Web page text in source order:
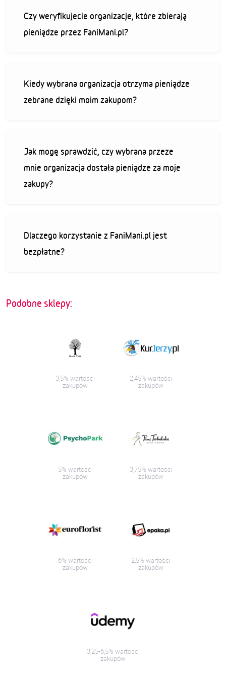
Czy weryfikujecie organizacje, które zbierają
pieniądze przez FaniMani.pl?
Kiedy wybrana organizacja otrzyma pieniądze
zebrane dzięki moim zakupom?
Jak mogę sprawdzić, czy wybrana przeze
mnie organizacja dostała pieniądze za moje
zakupy?
Dlaczego korzystanie z FaniMani.pl jest
bezpłatne?
Podobne sklepy:
3,5% wartości
zakupów
2,45% wartości
zakupów
5% wartości
zakupów
3,75% wartości
zakupów
6% wartości
zakupów
2,5% wartości
zakupów
3,25-6,5% wartości
zakupów